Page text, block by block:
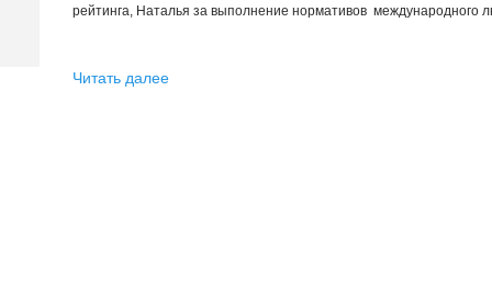
рейтинга, Наталья за выполнение нормативов международного
Читать далее